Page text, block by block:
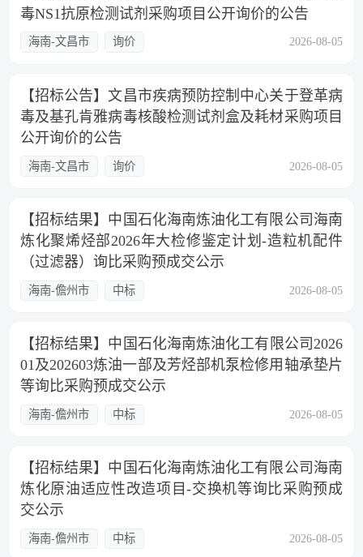
毒NS1抗原检测试剂采购项目公开询价的公告
海南-文昌市 询价 2026-08-05
【招标公告】文昌市疾病预防控制中心关于登革病
毒及基孔肯雅病毒核酸检测试剂盒及耗材采购项目
公开询价的公告
海南-文昌市 询价 2026-08-05
【招标结果】中国石化海南炼油化工有限公司海南
炼化聚烯烃部2026年大检修鉴定计划-造粒机配件
（过滤器）询比采购预成交公示
海南-儋州市 中标 2026-08-05
【招标结果】中国石化海南炼油化工有限公司2026
01及202603炼油一部及芳烃部机泵检修用轴承垫片
等询比采购预成交公示
海南-儋州市 中标 2026-08-05
【招标结果】中国石化海南炼油化工有限公司海南
炼化原油适应性改造项目-交换机等询比采购预成
交公示
海南-儋州市 中标 2026-08-05